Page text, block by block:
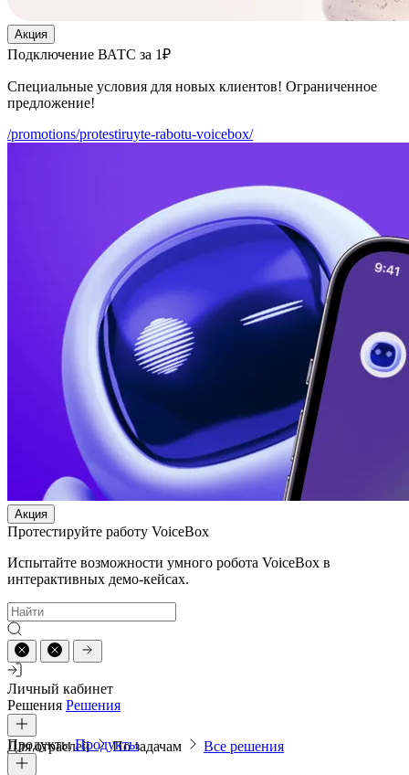
Акция
Подключение ВАТС за 1₽
Специальные условия для новых клиентов! Ограниченное
предложение!
/promotions/protestiruyte-rabotu-voicebox/
Акция
Протестируйте работу VoiceBox
Испытайте возможности умного робота VoiceBox в
интерактивных демо-кейсах.
Личный кабинет
Решения Решения
Для отраслей По задачам Все решения
ПродуктыПродукты